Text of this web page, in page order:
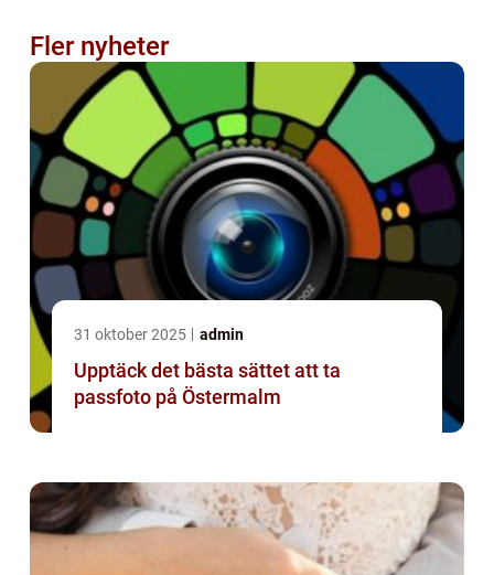
Fler nyheter
31 oktober 2025 admin
Upptäck det bästa sättet att ta
passfoto på Östermalm